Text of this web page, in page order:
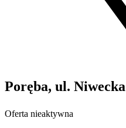
Poręba, ul. Niwecka
Oferta nieaktywna